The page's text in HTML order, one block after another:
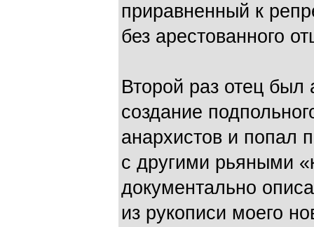
приравненный к
без арестованного
Второй раз отец был
создание
анархистов и попал
с другими рьяными
документально
из рукописи моего